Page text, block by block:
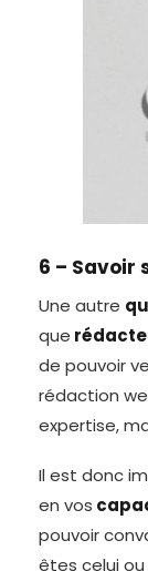
6 – Savoir
Une autre
que
de pouvoir
rédaction
expertise,
Il est donc
en vos
pouvoir
êtes celui